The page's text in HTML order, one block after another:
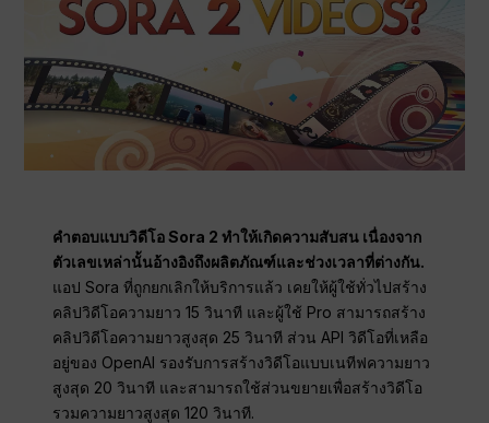
คำตอบแบบวิดีโอ Sora 2 ทำให้เกิดความสับสน เนื่องจาก
ตัวเลขเหล่านั้นอ้างอิงถึงผลิตภัณฑ์และช่วงเวลาที่ต่างกัน.
แอป Sora ที่ถูกยกเลิกให้บริการแล้ว เคยให้ผู้ใช้ทั่วไปสร้าง
คลิปวิดีโอความยาว 15 วินาที และผู้ใช้ Pro สามารถสร้าง
คลิปวิดีโอความยาวสูงสุด 25 วินาที ส่วน API วิดีโอที่เหลือ
อยู่ของ OpenAI รองรับการสร้างวิดีโอแบบเนทีฟความยาว
สูงสุด 20 วินาที และสามารถใช้ส่วนขยายเพื่อสร้างวิดีโอ
รวมความยาวสูงสุด 120 วินาที.